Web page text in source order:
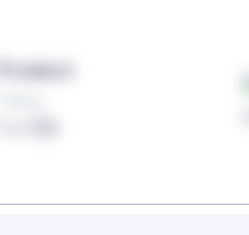
Product